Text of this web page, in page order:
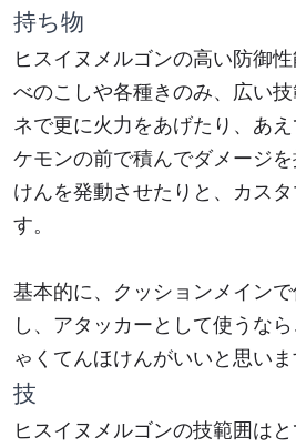
持ち物
ヒスイヌメルゴンの高い防御
べのこしや各種きのみ、広い
ネで更に火力をあげたり、あ
ケモンの前で積んでダメージ
けんを発動させたりと、カス
す。
基本的に、クッションメイン
し、アタッカーとして使うな
ゃくてんほけんがいいと思いま
技
ヒスイヌメルゴンの技範囲は